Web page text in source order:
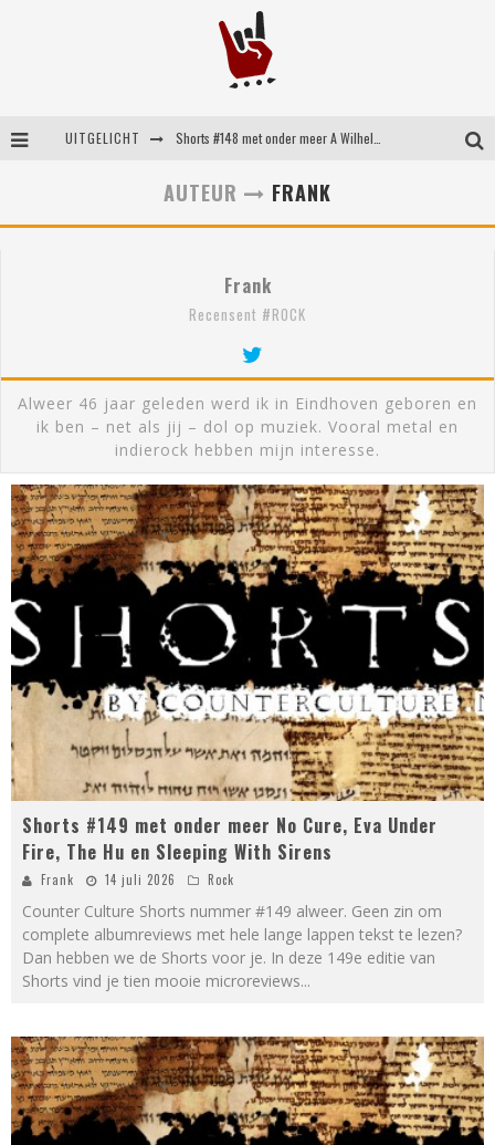
UITGELICHT
Britse emorockers van Basement maken tweede comeback met het indrukwekkende ‘Wired’
AUTEUR FRANK
Frank
Recensent #ROCK
Alweer 46 jaar geleden werd ik in Eindhoven geboren en
ik ben – net als jij – dol op muziek. Vooral metal en
indierock hebben mijn interesse.
Shorts #149 met onder meer No Cure, Eva Under
Fire, The Hu en Sleeping With Sirens
Frank 14 juli 2026 Rock
Counter Culture Shorts nummer #149 alweer. Geen zin om
complete albumreviews met hele lange lappen tekst te lezen?
Dan hebben we de Shorts voor je. In deze 149e editie van
Shorts vind je tien mooie microreviews...